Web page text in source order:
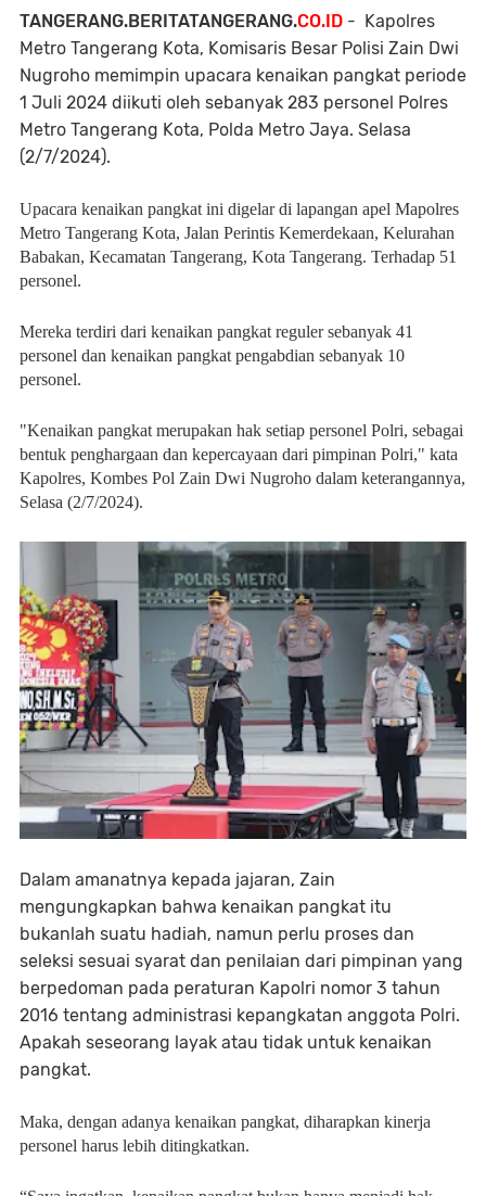
TANGERANG.BERITATANGERANG.CO.ID - Kapolres
Metro Tangerang Kota, Komisaris Besar Polisi Zain Dwi
Nugroho memimpin upacara kenaikan pangkat periode
1 Juli 2024 diikuti oleh sebanyak 283 personel Polres
Metro Tangerang Kota, Polda Metro Jaya. Selasa
(2/7/2024).
Upacara kenaikan pangkat ini digelar di lapangan apel Mapolres
Metro Tangerang Kota, Jalan Perintis Kemerdekaan, Kelurahan
Babakan, Kecamatan Tangerang, Kota Tangerang. Terhadap 51
personel.
Mereka terdiri dari kenaikan pangkat reguler sebanyak 41
personel dan kenaikan pangkat pengabdian sebanyak 10
personel.
"Kenaikan pangkat merupakan hak setiap personel Polri, sebagai
bentuk penghargaan dan kepercayaan dari pimpinan Polri," kata
Kapolres, Kombes Pol Zain Dwi Nugroho dalam keterangannya,
Selasa (2/7/2024).
Dalam amanatnya kepada jajaran, Zain
mengungkapkan bahwa kenaikan pangkat itu
bukanlah suatu hadiah, namun perlu proses dan
seleksi sesuai syarat dan penilaian dari pimpinan yang
berpedoman pada peraturan Kapolri nomor 3 tahun
2016 tentang administrasi kepangkatan anggota Polri.
Apakah seseorang layak atau tidak untuk kenaikan
pangkat.
Maka, dengan adanya kenaikan pangkat, diharapkan kinerja
personel harus lebih ditingkatkan.